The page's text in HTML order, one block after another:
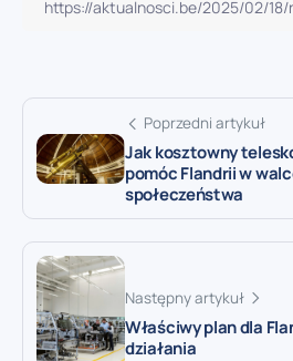
Poprzedni artykuł
Jak kosztowny
pomóc Flandrii w
społeczeństwa
Następny artykuł
Właściwy plan dla
działania